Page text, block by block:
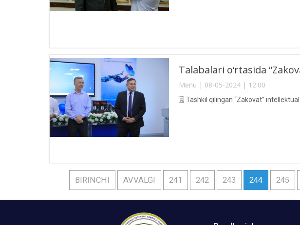
Talabalari o‘rtasida
Menu | 08-05-2024 | 12:00
🗒 Tashkil qilingan “Zakovat”
BIRINCHI AVVALGI 241 242 243 244 245